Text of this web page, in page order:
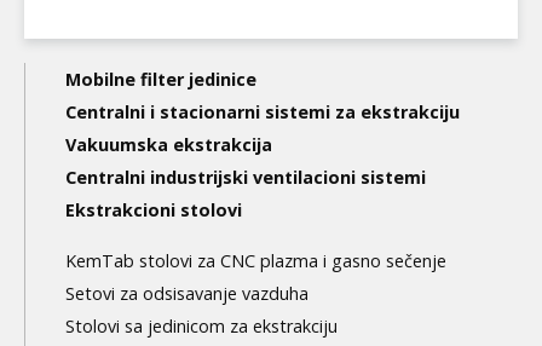
Main
navigation
3nd
level
Mobilne filter jedinice
Centralni i stacionarni sistemi za ekstrakciju
Vakuumska ekstrakcija
Centralni industrijski ventilacioni sistemi
Ekstrakcioni stolovi
KemTab stolovi za CNC plazma i gasno sečenje
Setovi za odsisavanje vazduha
Stolovi sa jedinicom za ekstrakciju